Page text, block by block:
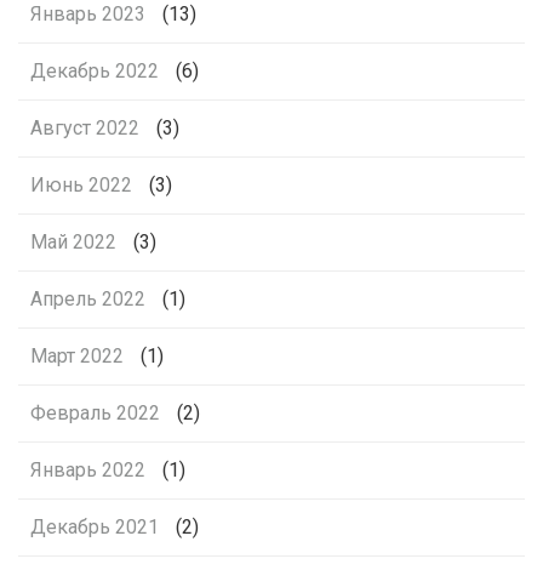
Январь 2023 (13)
Декабрь 2022 (6)
Август 2022 (3)
Июнь 2022 (3)
Май 2022 (3)
Апрель 2022 (1)
Март 2022 (1)
Февраль 2022 (2)
Январь 2022 (1)
Декабрь 2021 (2)